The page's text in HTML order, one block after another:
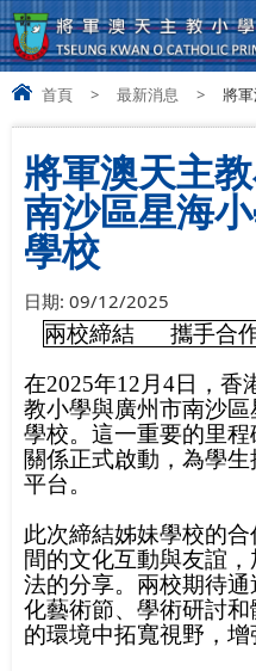
首頁 > 最新消息 > 將
將軍澳天主
南沙區星海
學校
日期: 09/12/2025
兩校締結 攜手合
在2025年12 月 4日，香
教小學與廣州市南沙
學校。這一重要的里
關係正式啟動，為學
平台。
此次締結姊妹學校的
間的文化互動與友誼
法的分享。兩校期待
化藝術節、學術研討
的環境中拓寬視野，增